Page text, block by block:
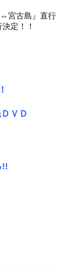
宮古島』直行
定！！
ＶＤ
!!